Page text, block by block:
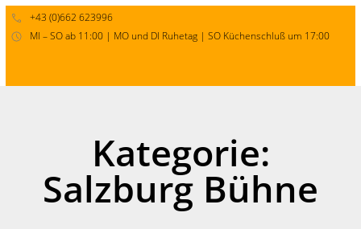
+43 (0)662 623996
MI – SO ab 11:00 | MO und DI Ruhetag | SO Küchenschluß um 17:00
Kategorie:
Salzburg Bühne